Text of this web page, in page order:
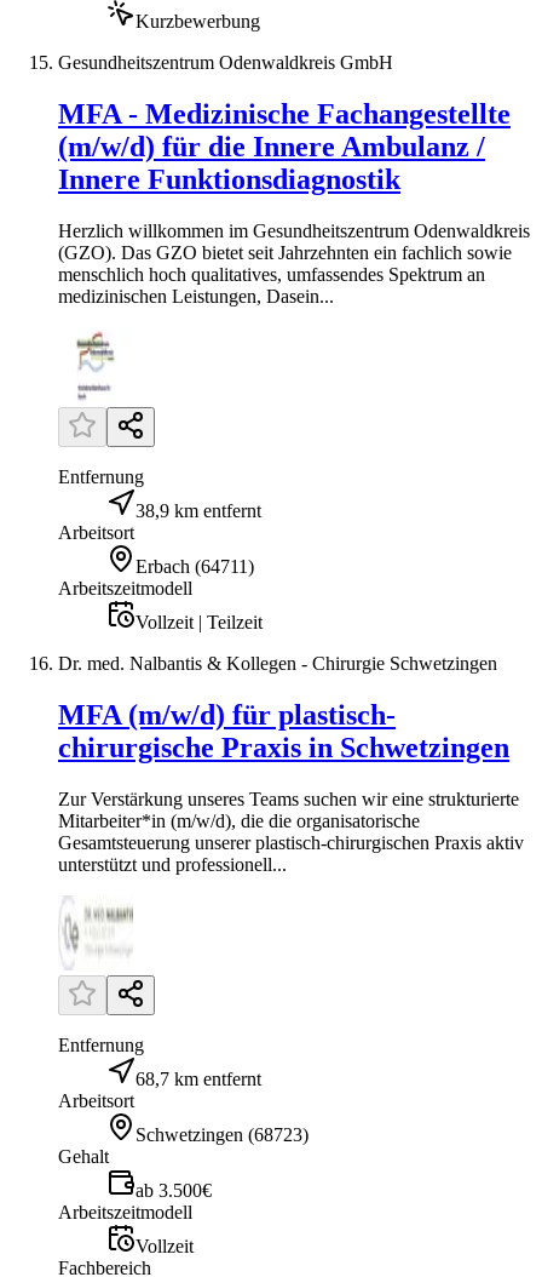
Kurzbewerbung
Gesundheitszentrum Odenwaldkreis GmbH
MFA - Medizinische Fachangestellte
(m/w/d) für die Innere Ambulanz /
Innere Funktionsdiagnostik
Herzlich willkommen im Gesundheitszentrum Odenwaldkreis
(GZO). Das GZO bietet seit Jahrzehnten ein fachlich sowie
menschlich hoch qualitatives, umfassendes Spektrum an
medizinischen Leistungen, Dasein...
Entfernung
38,9 km entfernt
Arbeitsort
Erbach (64711)
Arbeitszeitmodell
Vollzeit | Teilzeit
Dr. med. Nalbantis & Kollegen - Chirurgie Schwetzingen
MFA (m/w/d) für plastisch-
chirurgische Praxis in Schwetzingen
Zur Verstärkung unseres Teams suchen wir eine strukturierte
Mitarbeiter*in (m/w/d), die die organisatorische
Gesamtsteuerung unserer plastisch-chirurgischen Praxis aktiv
unterstützt und professionell...
Entfernung
68,7 km entfernt
Arbeitsort
Schwetzingen (68723)
Gehalt
ab 3.500€
Arbeitszeitmodell
Vollzeit
Fachbereich